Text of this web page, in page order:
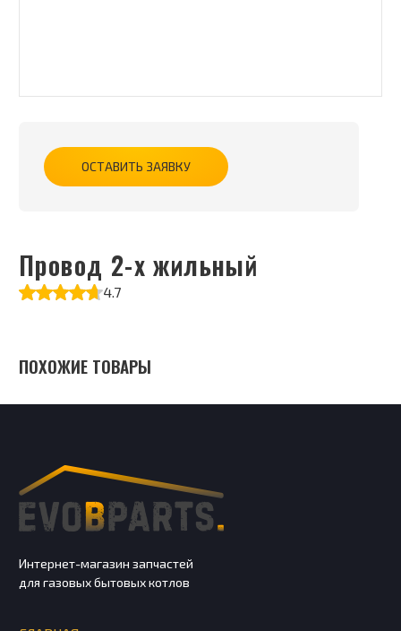
Провод 2-х жильный
4.7
ОСТАВИТЬ ЗАЯВКУ
ПОХОЖИЕ ТОВАРЫ
Интернет-магазин запчастей
для газовых бытовых котлов